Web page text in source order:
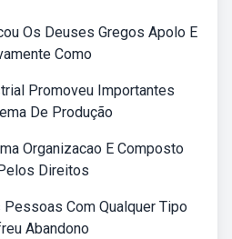
Os Deuses Gregos Apolo E
Como
Promoveu Importantes
De Produção
Organizacao E Composto
Direitos
Com Qualquer Tipo
Abandono